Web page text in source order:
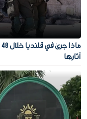
آثارها